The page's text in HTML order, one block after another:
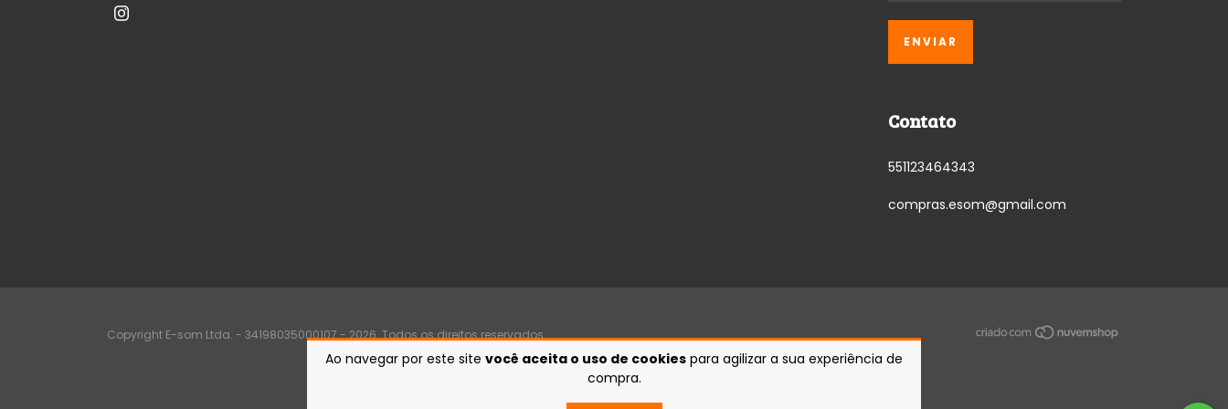
Ao navegar por este site você aceita o uso de cookies para agilizar a sua experiência de
compra.
Contato
551123464343
compras.esom@gmail.com
Copyright E-som Ltda. - 34198035000107 - 2026. Todos os direitos reservados.